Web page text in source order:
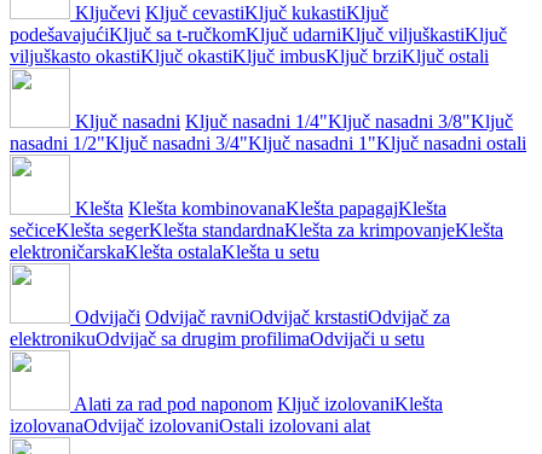
Ključevi Ključ cevastiKljuč kukastiKljuč
podešavajućiKljuč sa t-ručkomKljuč udarniKljuč viljuškastiKljuč
viljuškasto okastiKljuč okastiKljuč imbusKljuč brziKljuč ostali
Ključ nasadni Ključ nasadni 1/4"Ključ nasadni 3/8"Ključ
nasadni 1/2"Ključ nasadni 3/4"Ključ nasadni 1"Ključ nasadni ostali
Klešta Klešta kombinovanaKlešta papagajKlešta
sečiceKlešta segerKlešta standardnaKlešta za krimpovanjeKlešta
elektroničarskaKlešta ostalaKlešta u setu
Odvijači Odvijač ravniOdvijač krstastiOdvijač za
elektronikuOdvijač sa drugim profilimaOdvijači u setu
Alati za rad pod naponom Ključ izolovaniKlešta
izolovanaOdvijač izolovaniOstali izolovani alat